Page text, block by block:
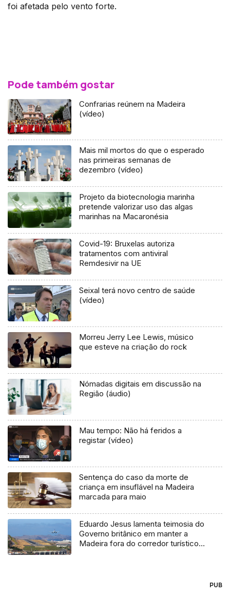
foi afetada pelo vento forte.
Pode também gostar
Confrarias reúnem na Madeira
(vídeo)
Mais mil mortos do que o esperado
nas primeiras semanas de
dezembro (vídeo)
Projeto da biotecnologia marinha
pretende valorizar uso das algas
marinhas na Macaronésia
Covid-19: Bruxelas autoriza
tratamentos com antiviral
Remdesivir na UE
Seixal terá novo centro de saúde
(vídeo)
Morreu Jerry Lee Lewis, músico
que esteve na criação do rock
Nómadas digitais em discussão na
Região (áudio)
Mau tempo: Não há feridos a
registar (vídeo)
Sentença do caso da morte de
criança em insuflável na Madeira
marcada para maio
Eduardo Jesus lamenta teimosia do
Governo britânico em manter a
Madeira fora do corredor turístico
PUB